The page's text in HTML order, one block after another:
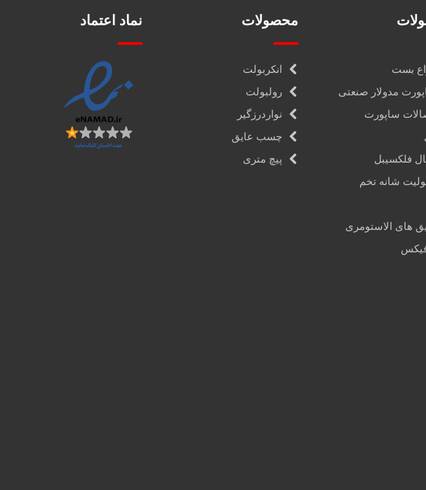
بست
مدولار صنعتی
ساپورت
فلکسیبل
شانه تخم
های الاستومری
محصولات
انکربولت
رولبولت
نواردرزگیر
چسب عایق
پیچ متری
نماد اعتماد